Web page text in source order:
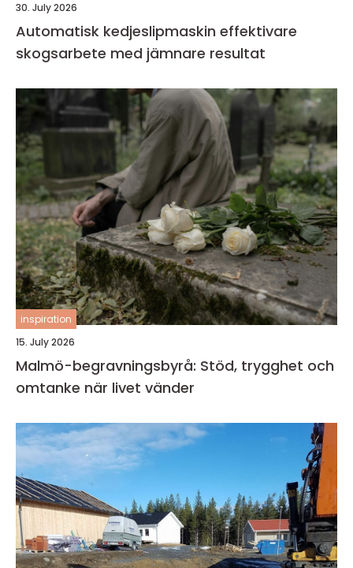
30. July 2026
Automatisk kedjeslipmaskin effektivare
skogsarbete med jämnare resultat
inspiration
15. July 2026
Malmö-begravningsbyrå: Stöd, trygghet och
omtanke när livet vänder